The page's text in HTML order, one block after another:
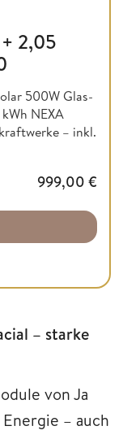
2,05
500W Glas-
NEXA
– inkl.
999,00 €
– starke
von Ja
– auch